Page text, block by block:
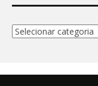
Categorias